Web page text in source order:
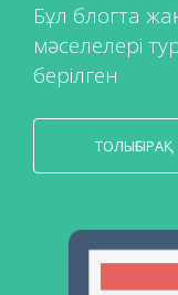
Бұл блогта
мәселелері
берілген
ТОЛЫҒЫРАҚ